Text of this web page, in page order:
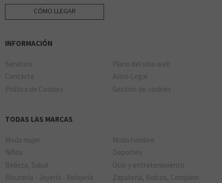
CÓMO LLEGAR
INFORMACIÓN
Servicios
Plano del sitio web
Contacto
Aviso Legal
Política de Cookies
Gestión de cookies
TODAS LAS MARCAS
Moda mujer
Moda hombre
Niños
Deportes
Belleza, Salud
Ocio y entretenimiento
Bisutería - Joyería - Relojería
Zapatería, Bolsos, Complem.